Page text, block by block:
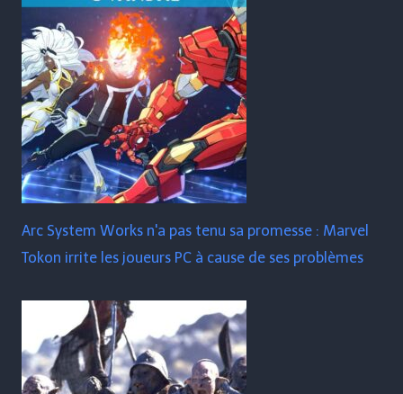
Arc System Works n'a pas tenu sa promesse : Marvel
Tokon irrite les joueurs PC à cause de ses problèmes